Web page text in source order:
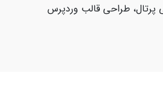
طراحی قالب وردپرس